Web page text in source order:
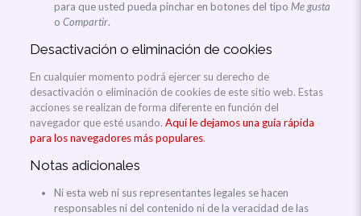
para que usted pueda pinchar en botones del tipo Me gusta
o Compartir.
Desactivación o eliminación de cookies
En cualquier momento podrá ejercer su derecho de
desactivación o eliminación de cookies de este sitio web. Estas
acciones se realizan de forma diferente en función del
navegador que esté usando. Aquí le dejamos una guía rápida
para los navegadores más populares.
Notas adicionales
Ni esta web ni sus representantes legales se hacen
responsables ni del contenido ni de la veracidad de las